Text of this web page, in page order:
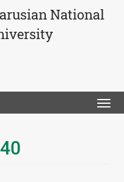
National